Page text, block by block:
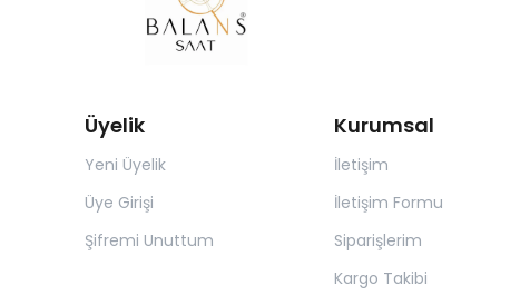
Üyelik
Yeni Üyelik
Üye Girişi
Şifremi Unuttum
Kurumsal
İletişim
İletişim Formu
Siparişlerim
Kargo Takibi